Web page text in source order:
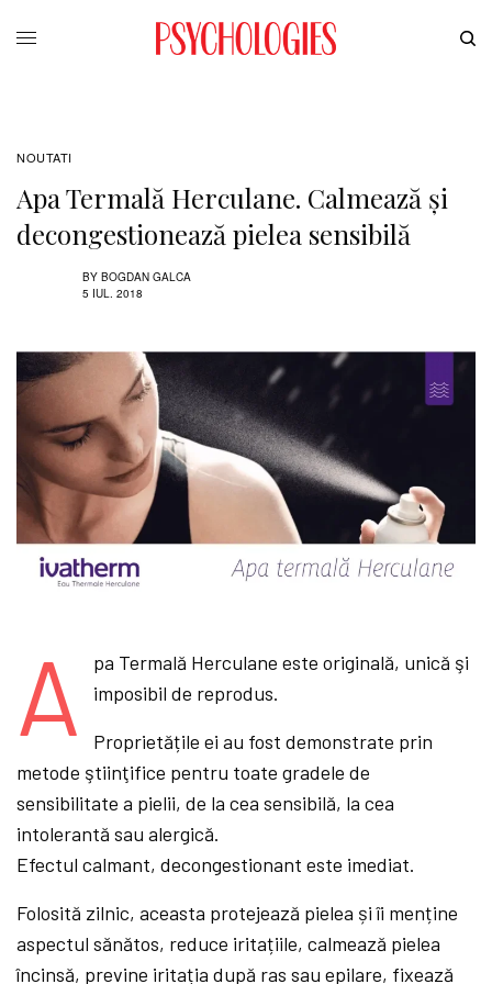
NOUTATI
Apa Termală Herculane. Calmează şi
decongestionează pielea sensibilă
BY BOGDAN GALCA
5 IUL. 2018
A
pa Termală Herculane este originală, unică şi
imposibil de reprodus.
Proprietățile ei au fost demonstrate prin
metode ştiinţifice pentru toate gradele de
sensibilitate a pielii, de la cea sensibilă, la cea
intolerantă sau alergică.
Efectul calmant, decongestionant este imediat.
Folosită zilnic, aceasta protejează pielea și îi menține
aspectul sănătos, reduce iritațiile, calmează pielea
încinsă, previne iritația după ras sau epilare, fixează